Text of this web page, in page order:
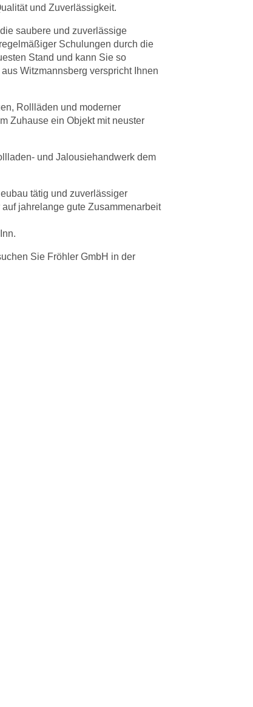
und Zuverlässigkeit.
saubere und zuverlässige
Schulungen durch die
Stand und kann Sie so
Witzmannsberg verspricht Ihnen
Rollläden und moderner
Zuhause ein Objekt mit neuster
und Jalousiehandwerk dem
tätig und zuverlässiger
jahrelange gute Zusammenarbeit
Sie Fröhler GmbH in der